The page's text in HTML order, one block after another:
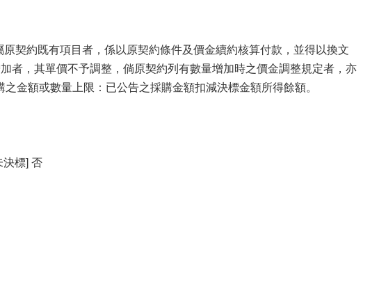
契約既有項目者，係以原契約條件及價金續約核算付款，並得以換文
者，其單價不予調整，倘原契約列有數量增加時之價金調整規定者，亦
金額或數量上限：已公告之採購金額扣減決標金額所得餘額。
決標] 否